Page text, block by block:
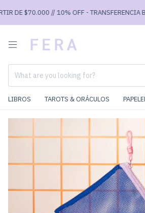
DE $70.000 // 10% OFF - TRANSFERENCIA
LIBROS TAROTS & ORÁCULOS